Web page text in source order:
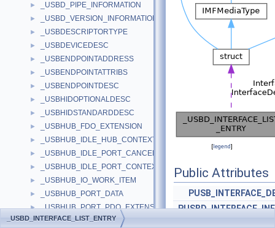
► _USBD_PIPE_INFORMATION
► _USBD_VERSION_INFORMATION
► _USBDESCRIPTORTYPE
► _USBDEVICEDESC
► _USBENDPOINTADDRESS
► _USBENDPOINTATTRIBS
► _USBENDPOINTDESC
► _USBHIDOPTIONALDESC
► _USBHIDSTANDARDDESC
► _USBHUB_FDO_EXTENSION
► _USBHUB_IDLE_HUB_CONTEXT
► _USBHUB_IDLE_PORT_CANCEL_CONTEXT
► _USBHUB_IDLE_PORT_CONTEXT
► _USBHUB_IO_WORK_ITEM
► _USBHUB_PORT_DATA
► _USBHUB_PORT_PDO_EXTENSION
► _USBHUB_RESET_PORT_CONTEXT
[legend]
Public Attributes
_USBD_INTERFACE_LIST_ENTRY